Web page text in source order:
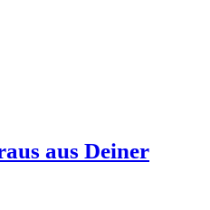
aus Deiner